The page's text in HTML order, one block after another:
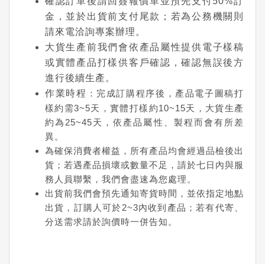
金，並於出貨前支付尾款；若為公務機關則
請來電洽詢專案辦理。
大貨生產前我們會依產品屬性提供電子樣稿
或實體產品打樣供客戶確認，確認無誤後方
進行後續生產。
作業時程 ：完成訂購程序後，產品電子圖稿打
樣約需3~5天，實體打樣約10~15天，大貨生產
約為25~45天，依產品屬性、製程而會有所差
異。
為確保消費者權益，所有產品均會經過品檢後出
貨；若遇產品損壞或數量不足，請於七日內與服
務人員聯繫，我們會盡速為您處理。
出貨前我們會預先通知寄貨時間，並依指定地點
出貨，訂購人可於2~3內收到產品；若有代寄、
分送需求請於詢價時一併告知。